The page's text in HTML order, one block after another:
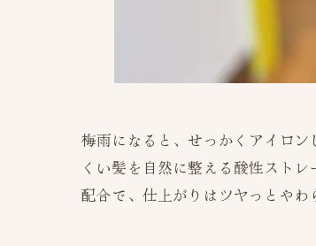
梅雨になると、せっかくアイロ
くい髪を自然に整える酸性スト
配合で、仕上がりはツヤっとやわ